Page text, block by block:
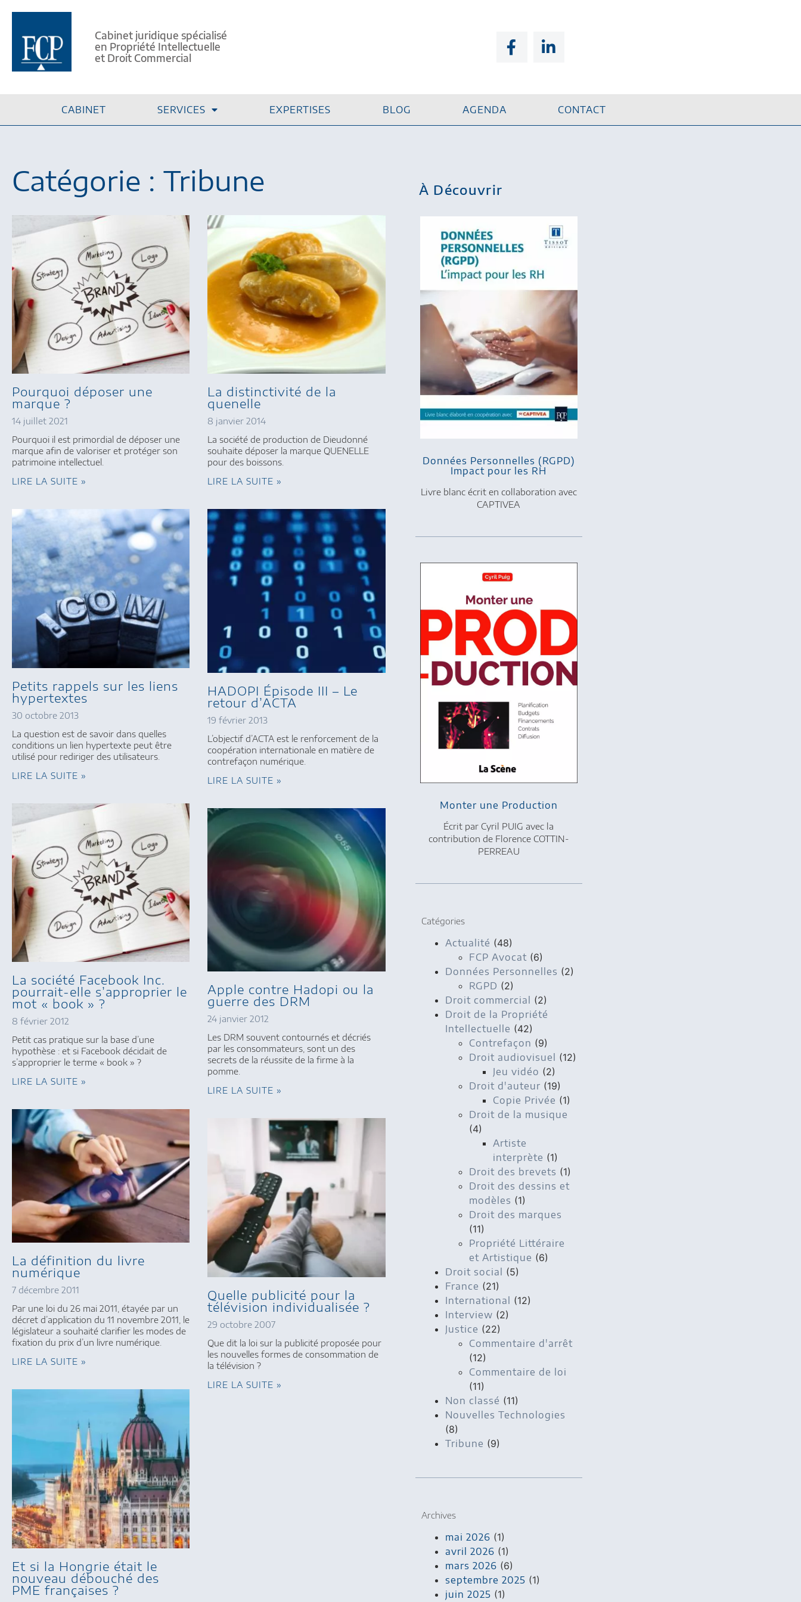
Cabinet juridique spécialisé
en Propriété Intellectuelle
et Droit Commercial
CABINET SERVICES EXPERTISES BLOG AGENDA CONTACT
Catégorie : Tribune
Pourquoi déposer une
marque ?
14 juillet 2021
Pourquoi il est primordial de déposer une
marque afin de valoriser et protéger son
patrimoine intellectuel.
LIRE LA SUITE »
La distinctivité de la
quenelle
8 janvier 2014
La société de production de Dieudonné
souhaite déposer la marque QUENELLE
pour des boissons.
LIRE LA SUITE »
Petits rappels sur les liens
hypertextes
30 octobre 2013
La question est de savoir dans quelles
conditions un lien hypertexte peut être
utilisé pour rediriger des utilisateurs.
LIRE LA SUITE »
HADOPI Épisode III – Le
retour d’ACTA
19 février 2013
L’objectif d’ACTA est le renforcement de la
coopération internationale en matière de
contrefaçon numérique.
LIRE LA SUITE »
La société Facebook Inc.
pourrait-elle s’approprier le
mot « book » ?
8 février 2012
Petit cas pratique sur la base d’une
hypothèse : et si Facebook décidait de
s’approprier le terme « book » ?
LIRE LA SUITE »
Apple contre Hadopi ou la
guerre des DRM
24 janvier 2012
Les DRM souvent contournés et décriés
par les consommateurs, sont un des
secrets de la réussite de la firme à la
pomme.
LIRE LA SUITE »
La définition du livre
numérique
7 décembre 2011
Par une loi du 26 mai 2011, étayée par un
décret d’application du 11 novembre 2011, le
législateur a souhaité clarifier les modes de
fixation du prix d’un livre numérique.
LIRE LA SUITE »
Quelle publicité pour la
télévision individualisée ?
29 octobre 2007
Que dit la loi sur la publicité proposée pour
les nouvelles formes de consommation de
la télévision ?
LIRE LA SUITE »
Et si la Hongrie était le
nouveau débouché des
PME françaises ?
À Découvrir
Données Personnelles (RGPD)
Impact pour les RH
Livre blanc écrit en collaboration avec
CAPTIVEA
Monter une Production
Écrit par Cyril PUIG avec la
contribution de Florence COTTIN-
PERREAU
Catégories
Actualité (48)
FCP Avocat (6)
Données Personnelles (2)
RGPD (2)
Droit commercial (2)
Droit de la Propriété
Intellectuelle (42)
Contrefaçon (9)
Droit audiovisuel (12)
Jeu vidéo (2)
Droit d'auteur (19)
Copie Privée (1)
Droit de la musique
(4)
Artiste
interprète (1)
Droit des brevets (1)
Droit des dessins et
modèles (1)
Droit des marques
(11)
Propriété Littéraire
et Artistique (6)
Droit social (5)
France (21)
International (12)
Interview (2)
Justice (22)
Commentaire d'arrêt
(12)
Commentaire de loi
(11)
Non classé (11)
Nouvelles Technologies
(8)
Tribune (9)
Archives
mai 2026 (1)
avril 2026 (1)
mars 2026 (6)
septembre 2025 (1)
juin 2025 (1)